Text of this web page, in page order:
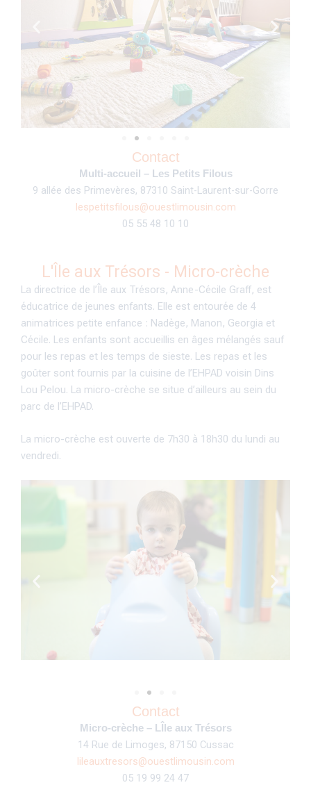
Contact
Multi-accueil – Les Petits Filous
9 allée des Primevères, 87310 Saint-Laurent-sur-Gorre
lespetitsfilous@ouestlimousin.com
05 55 48 10 10
L'Île aux Trésors - Micro-crèche
La directrice de l’Île aux Trésors, Anne-Cécile Graff, est
éducatrice de jeunes enfants. Elle est entourée de 4
animatrices petite enfance : Nadège, Manon, Georgia et
Cécile. Les enfants sont accueillis en âges mélangés sauf
pour les repas et les temps de sieste. Les repas et les
goûter sont fournis par la cuisine de l’EHPAD voisin Dins
Lou Pelou. La micro-crèche se situe d’ailleurs au sein du
parc de l’EHPAD.
La micro-crèche est ouverte de 7h30 à 18h30 du lundi au
vendredi.
Contact
Micro-crèche – LÎle aux Trésors
14 Rue de Limoges, 87150 Cussac
lileauxtresors@ouestlimousin.com
05 19 99 24 47